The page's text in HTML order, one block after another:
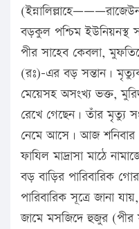
বড়কুল পশ্চিম ইউনিয়নস্থ
পীর সাহেব কেবলা,
(রঃ)-এর বড় সন্তান।
মেয়েসহ অসংখ্য ভক্ত,
রেখে গেছেন। তাঁর মৃত্যু
নেমে আসে। আজ শনিবার
ফাযিল মাদ্রাসা মাঠে
বড় বাড়ির পারিবারিক
পারিবারিক সূত্রে জানা
জামে মসজিদে হুজুর (পীর